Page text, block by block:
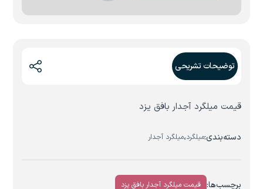
توضیحات تشریحی
قیمت میلگرد آجدار بافق یزد
دسته‌بندی:میلگرد،میلگرد آجدار
برچسب‌ها: قیمت میلگرد آجدار بافق یزد